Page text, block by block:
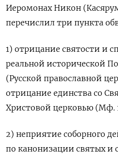
Иеромонах Никон
перечислил три пункта
1) отрицание святости и
реальной исторической
(Русской православной
отрицание единства со
Христовой церковью (Мф.
2) неприятие соборного
по канонизации святых и